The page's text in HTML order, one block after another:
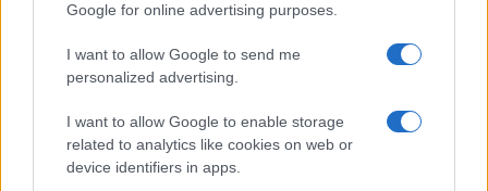
Google for online advertising purposes.
I want to allow Google to send me
personalized advertising.
I want to allow Google to enable storage
related to analytics like cookies on web or
device identifiers in apps.